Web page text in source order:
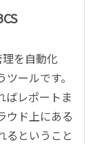
を自動化
ールです。
ばレポートま
ウド上にある
るということ